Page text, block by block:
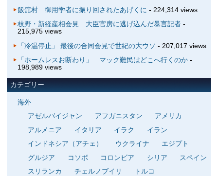
飯舘村 御用学者に振り回されたあげくに - 224,314 views
枝野・新経産相会見 大臣官房に逃げ込んだ暴言記者-
215,975 views
「冷温停止」 最後の合同会見で世紀の大ウソ - 207,017 views
「ホームレスお断わり」 マック難民はどこへ行くのか-
198,989 views
カテゴリー
海外
アゼルバイジャン
アフガニスタン
アメリカ
アルメニア
イタリア イラク
イラン
インドネシア（アチェ）
ウクライナ
エジプト
グルジア
コソボ コロンビア シリア
スペイン
スリランカ
チェルノブイリ
トルコ